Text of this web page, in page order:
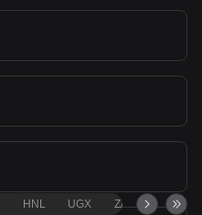
HNL UGX ZAR TND